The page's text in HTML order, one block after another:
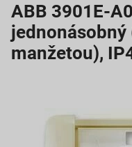
ABB 3901E-
manžetou),